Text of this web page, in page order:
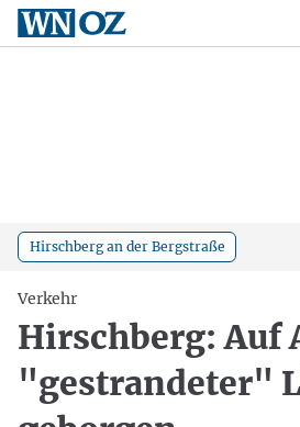
Hirschberg an der Bergstraße
Verkehr
Hirschberg: Auf
"gestrandeter"